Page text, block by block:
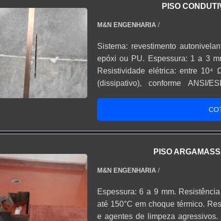
Superfície lisa, contínua e sem
sanitárias, Ótima resistência
durabilidade da base de concreto,
ou recuperação de pisos danificados. Ideal para Indústrias
laboratórios (ambientes
(áreas de produção e envase),
UTIs), Centros logísticos e
PISO
M&N ENGENHARIA/
Sistema: revestimento
epóxi ou PU. Espessura: 1 a 3
Resistividade elétrica: entre
(dissipativo), conforme ANSI/
liso e monolítico, disponível em
dissipar cargas eletrostáticas
superfícies, evitando riscos de
acidentes em áreas sensíveis.
Segurança operacional em
eletrônicos sensíveis contra
Redução do risco de explosões
eletrônicas e de componentes
químicos/farmacêuticos, Hospitais
PISO
M&N ENGENHARIA/
Espessura: 6 a 9 mm.
até 150°C em choque térmico.
e agentes de limpeza